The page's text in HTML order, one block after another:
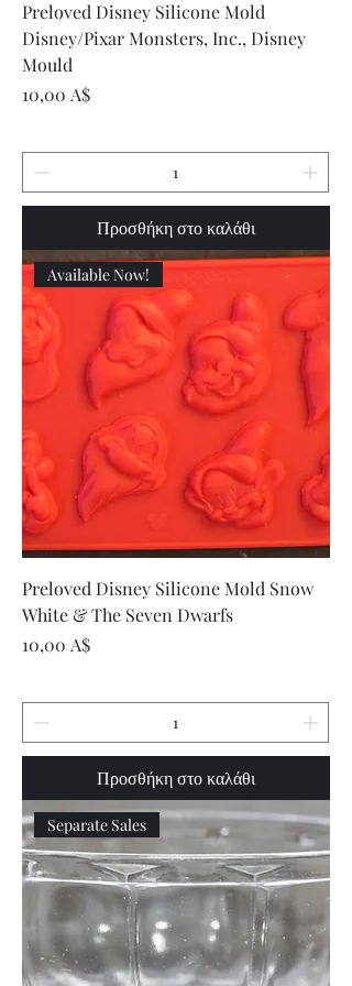
Preloved Disney Silicone Mold
Disney/Pixar Monsters, Inc., Disney
Mould
Τιμή
10,00 A$
Προσθήκη στο καλάθι
Available Now!
Preloved Disney Silicone Mold Snow
White & The Seven Dwarfs
Τιμή
10,00 A$
Προσθήκη στο καλάθι
Separate Sales